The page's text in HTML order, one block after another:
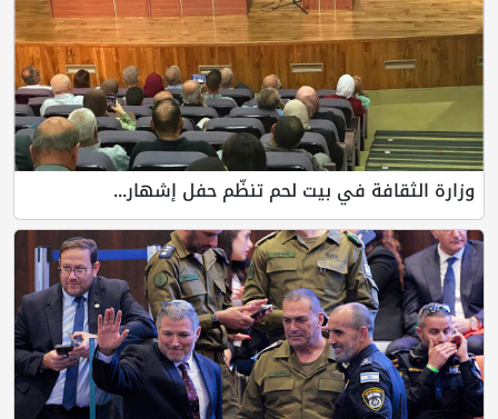
في بيت لحم تنظّم حفل إشهار...